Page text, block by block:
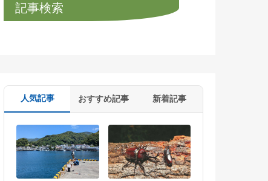
記事検索
人気記事 おすすめ記事 新着記事